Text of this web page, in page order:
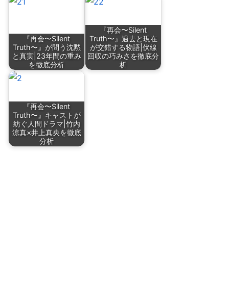
『再会〜Silent
Truth〜』が問う沈黙
と真実|23年間の重み
を徹底分析
『再会〜Silent
Truth〜』過去と現在
が交錯する物語|伏線
回収の巧みさを徹底分
析
『再会〜Silent
Truth〜』キャストが
紡ぐ人間ドラマ|竹内
涼真×井上真央を徹底
分析